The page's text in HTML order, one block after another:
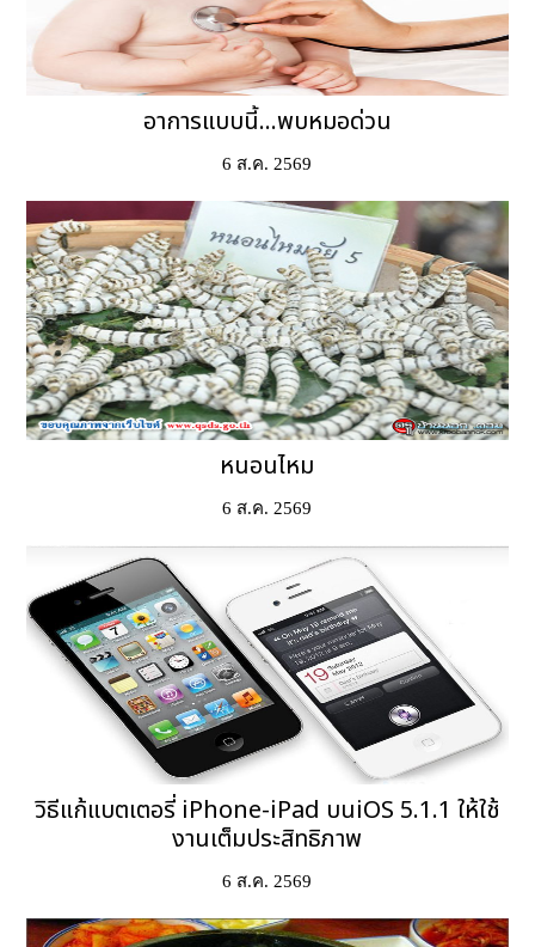
อาการแบบนี้...พบหมอด่วน
6 ส.ค. 2569
หนอนไหม
6 ส.ค. 2569
วิธีแก้แบตเตอรี่ iPhone-iPad บนiOS 5.1.1 ให้ใช้
งานเต็มประสิทธิภาพ
6 ส.ค. 2569